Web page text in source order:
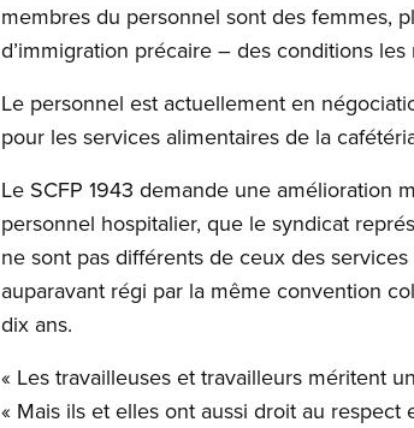
membres du personnel sont des femmes,
d’immigration précaire – des conditions
Le personnel est actuellement en
pour les services alimentaires de la
Le SCFP 1943 demande une amélioration
personnel hospitalier, que le syndicat
ne sont pas différents de ceux des
auparavant régi par la même convention
dix ans.
« Les travailleuses et travailleurs méritent
« Mais ils et elles ont aussi droit au